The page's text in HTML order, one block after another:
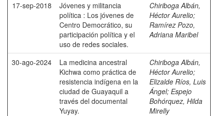
17-sep-2018
Jóvenes y militancia
política : Los jóvenes de
Centro Democrático, su
participación política y el
uso de redes sociales.
Chiriboga Albán,
Héctor Aurelio;
Ramírez Pozo,
Adriana Maribel
30-ago-2024
La medicina ancestral
Kichwa como práctica de
resistencia indígena en la
ciudad de Guayaquil a
través del documental
Yuyay.
Chiriboga Albán,
Héctor Aurelio;
Elizalde Ríos, Luis
Ángel; Espejo
Bohórquez, Hilda
Mirelly